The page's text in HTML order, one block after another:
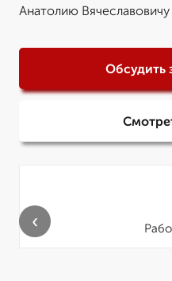
Анатолию
Обсудить
‹